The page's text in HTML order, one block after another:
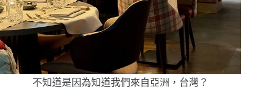
不知道是因為知道我們來自亞洲，台灣？